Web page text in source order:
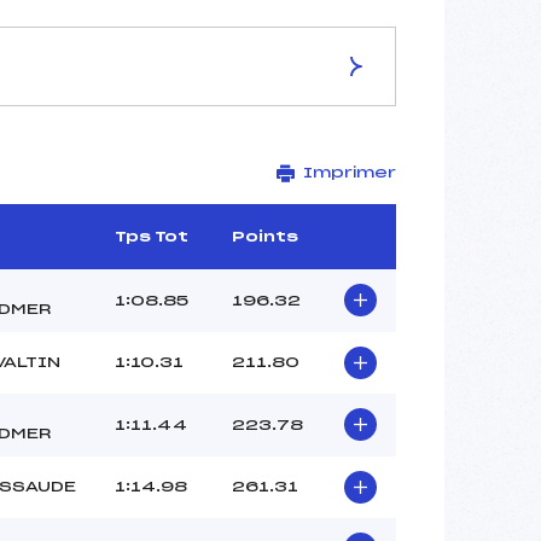
LES CORBEAUX
925
3963/11/20
10H15
AUBERT (MV)
Imprimer
Tps Tot Points
1:08.85 196.32
1:10.31 211.80
1:11.44 223.78
1:14.98 261.31